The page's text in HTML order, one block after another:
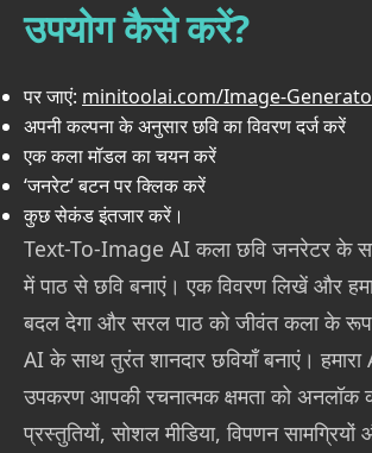
उपयोग कैसे करें?
पर जाएं: minitoolai.com/Image-
अपनी कल्पना के अनुसार छवि का विवरण दर्ज करें
एक कला मॉडल का चयन करें
‘जनरेट’ बटन पर क्लिक करें
कुछ सेकंड इंतजार करें।
Text-To-Image AI कला छवि जनरेटर के
में पाठ से छवि बनाएं। एक विवरण लिखें और
बदल देगा और सरल पाठ को जीवंत कला के
AI के साथ तुरंत शानदार छवियाँ बनाएं।
उपकरण आपकी रचनात्मक क्षमता को अनलॉक
प्रस्तुतियों, सोशल मीडिया, विपणन सामग्रियों